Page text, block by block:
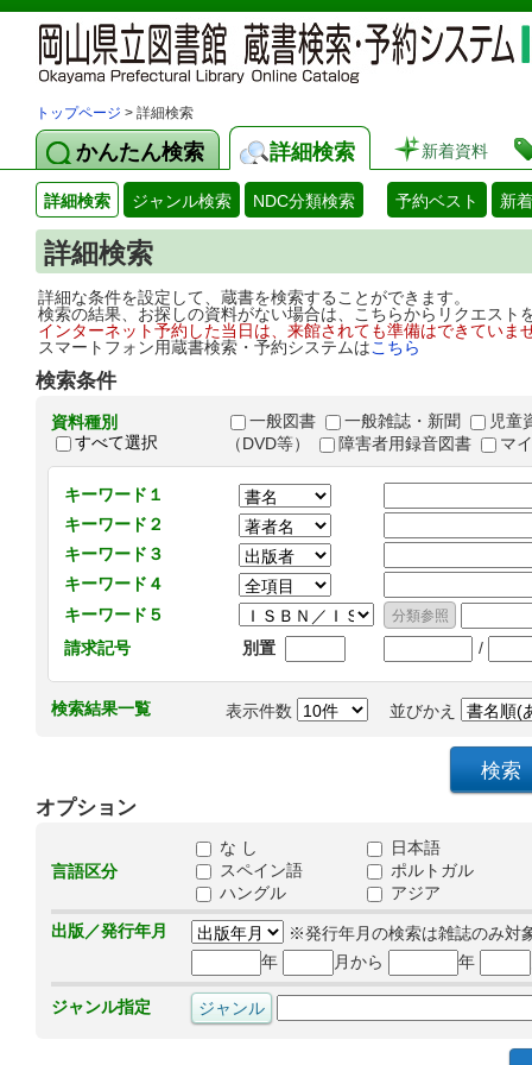
トップページ > 詳細検索
かんたん検索 詳細検索 新着資料
詳細検索 ジャンル検索 NDC分類検索 予約ベスト 新
詳細検索
詳細な条件を設定して、蔵書を検索することができます。
検索の結果、お探しの資料がない場合は、こちらからリクエス
インターネット予約した当日は、来館されても準備はできてい
スマートフォン用蔵書検索・予約システムはこちら
検索条件
資料種別
すべて選択
一般図書 一般雑誌・新聞
児童
（DVD等）
障害者用録音図書 マ
キーワード１
キーワード２
キーワード３
キーワード４
キーワード５
請求記号
別置 /
検索結果一覧 表示件数 並びかえ
オプション
言語区分
な し
日本語
スペイン語
ポルトガル
ハングル
アジア
出版／発行年月
※発行年月の検索は雑誌のみ対
年
月から 年
ジャンル指定